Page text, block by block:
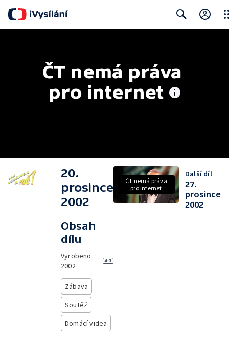
ČT nemá práva
pro internet
20.
prosince
2002
Obsah
dílu
Vyrobeno
2002
Zábava
Soutěž
Domácí videa
ČT nemá práva
pro internet
Další díl
27.
prosince
2002